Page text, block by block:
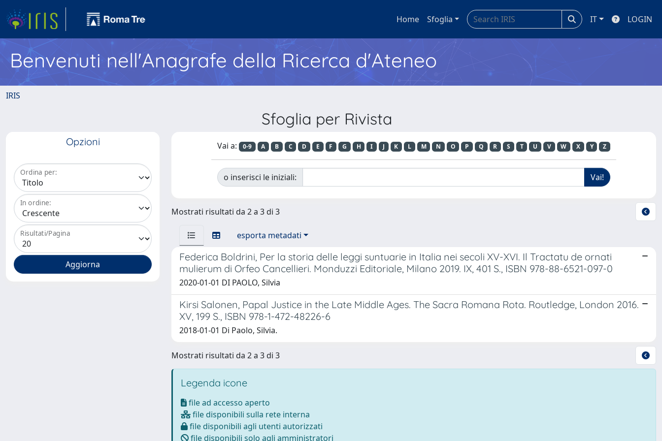
Home Sfoglia IT LOGIN
Benvenuti nell'Anagrafe della Ricerca d'Ateneo
IRIS
Sfoglia per Rivista
Opzioni
Ordina per:
In ordine:
Risultati/Pagina
Vai a: 0-9 A B C D E F G H I J K L M N O P Q R S T U V W X Y Z
o inserisci le iniziali:
Mostrati risultati da 2 a 3 di 3
esporta metadati
Federica Boldrini, Per la storia delle leggi suntuarie in Italia nei secoli XV-XVI. Il Tractatu de ornati
mulierum di Orfeo Cancellieri. Monduzzi Editoriale, Milano 2019. IX, 401 S., ISBN 978-88-6521-097-0
2020-01-01 DI PAOLO, Silvia
Kirsi Salonen, Papal Justice in the Late Middle Ages. The Sacra Romana Rota. Routledge, London 2016.
XV, 199 S., ISBN 978-1-472-48226-6
2018-01-01 Di Paolo, Silvia.
Mostrati risultati da 2 a 3 di 3
Legenda icone
file ad accesso aperto
file disponibili sulla rete interna
file disponibili agli utenti autorizzati
file disponibili solo agli amministratori